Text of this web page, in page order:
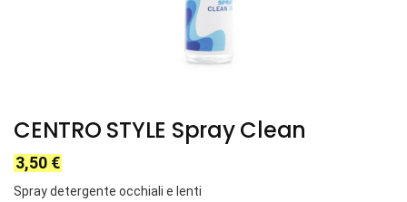
CENTRO STYLE Spray Clean
3,50 €
Spray detergente occhiali e lenti